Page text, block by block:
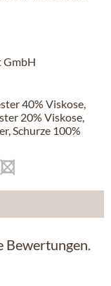
GmbH
40% Viskose,
20% Viskose,
Schurze 100%
Bewertungen.